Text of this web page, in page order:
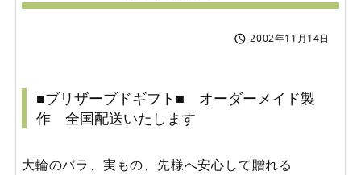
 2002年11月14日
■ブリザーブドギフト■ オーダーメイド製
作 全国配送いたします
大輪のバラ、実もの、先様へ安心して贈れる